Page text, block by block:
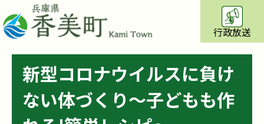
行政放送
新型コロナウイルスに負け
ない体づくり～子どもも作